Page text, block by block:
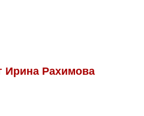
Ирина Рахимова